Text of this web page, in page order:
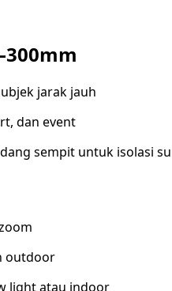
jarak jauh
dan event
sempit untuk isolasi
outdoor
light atau indoor